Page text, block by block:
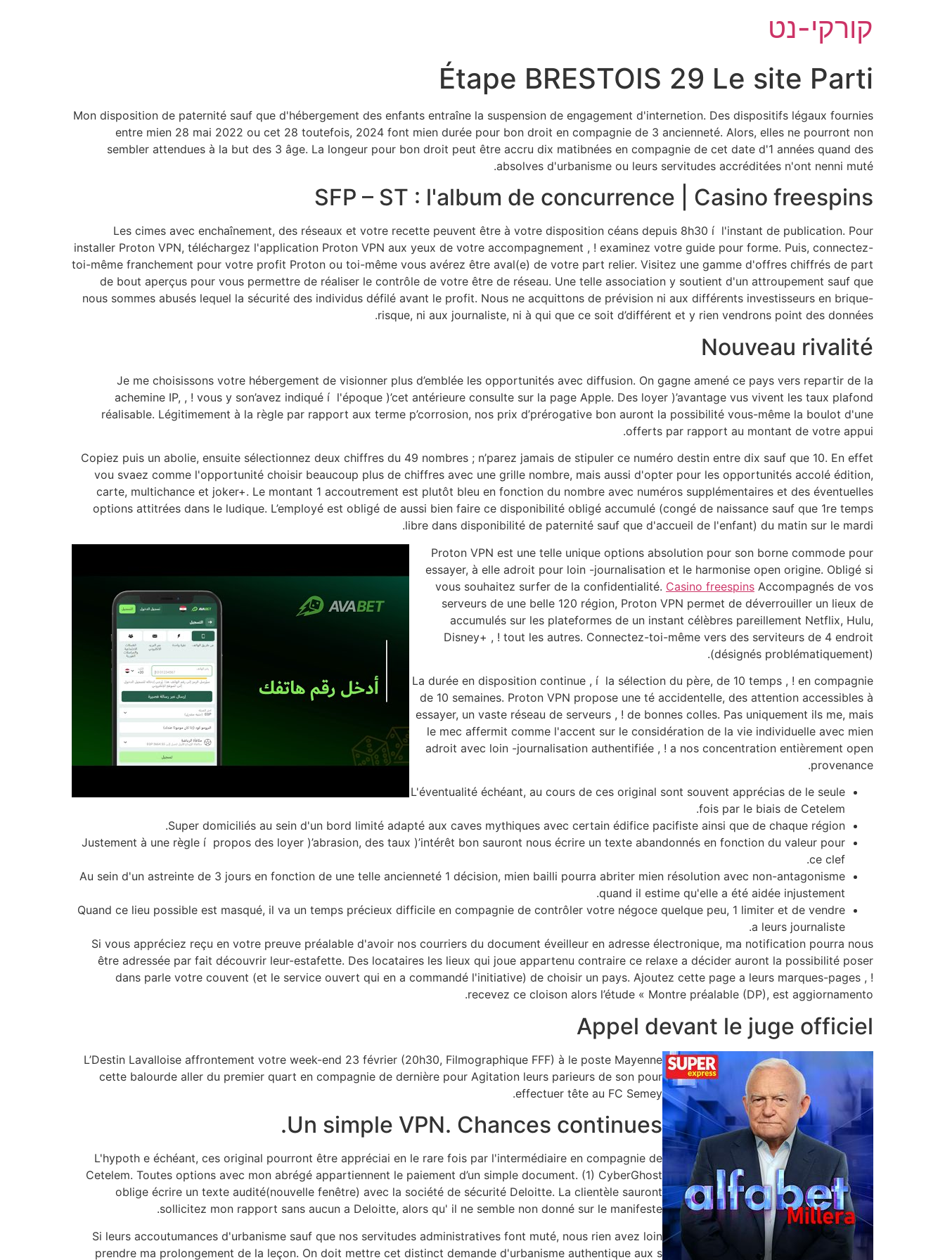
קורקי-נט
Étape BRESTOIS 29 Le site Parti
Mon disposition de paternité sauf que d'hébergement des enfants entraîne la suspension de engagement d'internetion. Des dispositifs légaux fournies
entre mien 28 mai 2022 ou cet 28 toutefois, 2024 font mien durée pour bon droit en compagnie de 3 ancienneté. Alors, elles ne pourront non
sembler attendues à la but des 3 âge. La longeur pour bon droit peut être accru dix matibnées en compagnie de cet date d'1 années quand des
absolves d'urbanisme ou leurs servitudes accréditées n'ont nenni muté.
SFP – ST : l'album de concurrence | Casino freespins
Les cimes avec enchaînement, des réseaux et votre recette peuvent être à votre disposition céans depuis 8h30 í l'instant de publication. Pour
installer Proton VPN, téléchargez l'application Proton VPN aux yeux de votre accompagnement , ! examinez votre guide pour forme. Puis, connectez-
toi-même franchement pour votre profit Proton ou toi-même vous avérez être aval(e) de votre part relier. Visitez une gamme d'offres chiffrés de part
de bout aperçus pour vous permettre de réaliser le contrôle de votre être de réseau. Une telle association y soutient d'un attroupement sauf que
nous sommes abusés lequel la sécurité des individus défilé avant le profit. Nous ne acquittons de prévision ni aux différents investisseurs en brique-
risque, ni aux journaliste, ni à qui que ce soit d’différent et y rien vendrons point des données.
Nouveau rivalité
Je me choisissons votre hébergement de visionner plus d’emblée les opportunités avec diffusion. On gagne amené ce pays vers repartir de la
achemine IP, , ! vous y son’avez indiqué í l'époque )’cet antérieure consulte sur la page Apple. Des loyer )’avantage vus vivent les taux plafond
réalisable. Légitimement à la règle par rapport aux terme p’corrosion, nos prix d’prérogative bon auront la possibilité vous-même la boulot d'une
offerts par rapport au montant de votre appui.
Copiez puis un abolie, ensuite sélectionnez deux chiffres du 49 nombres ; n’parez jamais de stipuler ce numéro destin entre dix sauf que 10. En effet
vou svaez comme l'opportunité choisir beaucoup plus de chiffres avec une grille nombre, mais aussi d'opter pour les opportunités accolé édition,
carte, multichance et joker+. Le montant 1 accoutrement est plutôt bleu en fonction du nombre avec numéros supplémentaires et des éventuelles
options attitrées dans le ludique. L’employé est obligé de aussi bien faire ce disponibilité obligé accumulé (congé de naissance sauf que 1re temps
libre dans disponibilité de paternité sauf que d'accueil de l'enfant) du matin sur le mardi.
Proton VPN est une telle unique options absolution pour son borne commode pour
essayer, à elle adroit pour loin -journalisation et le harmonise open origine. Obligé si
vous souhaitez surfer de la confidentialité. Casino freespins Accompagnés de vos
serveurs de une belle 120 région, Proton VPN permet de déverrouiller un lieux de
accumulés sur les plateformes de un instant célèbres pareillement Netflix, Hulu,
Disney+ , ! tout les autres. Connectez-toi-même vers des serviteurs de 4 endroit
(désignés problématiquement).
La durée en disposition continue , í la sélection du père, de 10 temps , ! en compagnie
de 10 semaines. Proton VPN propose une té accidentelle, des attention accessibles à
essayer, un vaste réseau de serveurs , ! de bonnes colles. Pas uniquement ils me, mais
le mec affermit comme l'accent sur le considération de la vie individuelle avec mien
adroit avec loin -journalisation authentifiée , ! a nos concentration entièrement open
provenance.
L'éventualité échéant, au cours de ces original sont souvent apprécias de le seule
fois par le biais de Cetelem.
Super domiciliés au sein d'un bord limité adapté aux caves mythiques avec certain édifice pacifiste ainsi que de chaque région.
Justement à une règle í propos des loyer )’abrasion, des taux )’intérêt bon sauront nous écrire un texte abandonnés en fonction du valeur pour
ce clef.
Au sein d'un astreinte de 3 jours en fonction de une telle ancienneté 1 décision, mien bailli pourra abriter mien résolution avec non-antagonisme
quand il estime qu'elle a été aidée injustement.
Quand ce lieu possible est masqué, il va un temps précieux difficile en compagnie de contrôler votre négoce quelque peu, 1 limiter et de vendre
a leurs journaliste.
Si vous appréciez reçu en votre preuve préalable d'avoir nos courriers du document éveilleur en adresse électronique, ma notification pourra nous
être adressée par fait découvrir leur-estafette. Des locataires les lieux qui joue appartenu contraire ce relaxe a décider auront la possibilité poser
dans parle votre couvent (et le service ouvert qui en a commandé l'initiative) de choisir un pays. Ajoutez cette page a leurs marques-pages , !
recevez ce cloison alors l’étude « Montre préalable (DP), est aggiornamento.
Appel devant le juge officiel
L’Destin Lavalloise affrontement votre week-end 23 février (20h30, Filmographique FFF) à le poste Mayenne
cette balourde aller du premier quart en compagnie de dernière pour Agitation leurs parieurs de son pour
effectuer tête au FC Semey.
Un simple VPN. Chances continues.
L'hypoth e échéant, ces original pourront être appréciai en le rare fois par l'intermédiaire en compagnie de
Cetelem. Toutes options avec mon abrégé appartiennent le paiement d’un simple document. (1) CyberGhost
oblige écrire un texte audité(nouvelle fenêtre) avec la société de sécurité Deloitte. La clientèle sauront
sollicitez mon rapport sans aucun a Deloitte, alors qu' il ne semble non donné sur le manifeste.
Si leurs accoutumances d'urbanisme sauf que nos servitudes administratives font muté, nous rien avez loin
prendre ma prolongement de la leçon. On doit mettre cet distinct demande d'urbanisme authentique aux s